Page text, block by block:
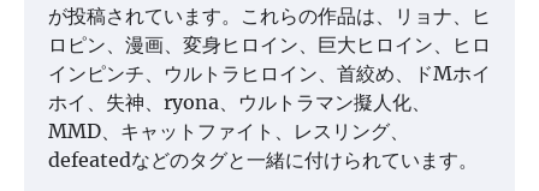
が投稿されています。これらの作品は、リョナ、ヒ
ロピン、漫画、変身ヒロイン、巨大ヒロイン、ヒロ
インピンチ、ウルトラヒロイン、首絞め、ドMホイ
ホイ、失神、ryona、ウルトラマン擬人化、
MMD、キャットファイト、レスリング、
defeatedなどのタグと一緒に付けられています。